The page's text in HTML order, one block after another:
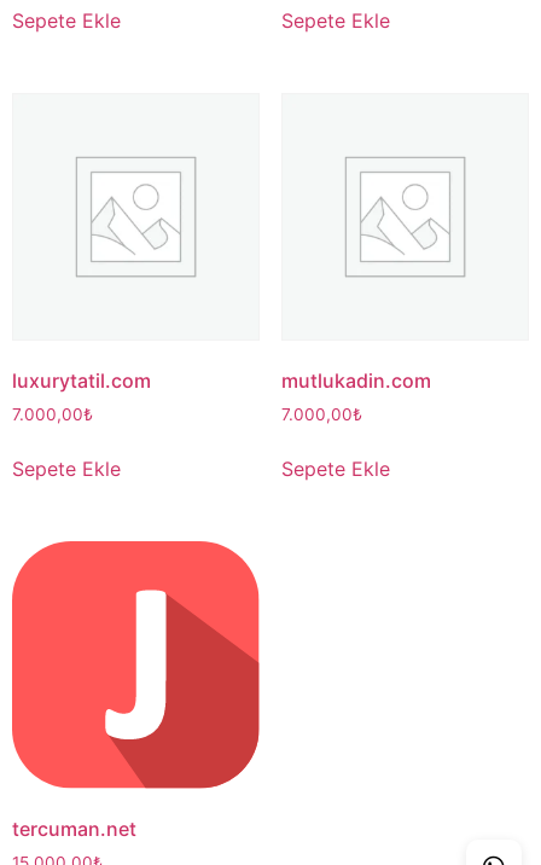
Sepete Ekle Sepete Ekle
luxurytatil.com
7.000,00₺
Sepete Ekle
mutlukadin.com
7.000,00₺
Sepete Ekle
tercuman.net